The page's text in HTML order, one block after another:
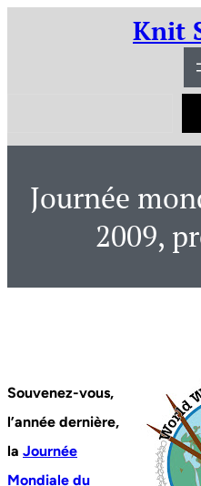
Knit
h
Journée
2009,
Souvenez-vous,
l’année dernière,
la Journée
Mondiale du